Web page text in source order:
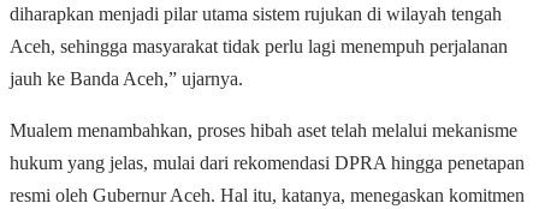
diharapkan menjadi pilar utama sistem rujukan di wilayah tengah
Aceh, sehingga masyarakat tidak perlu lagi menempuh perjalanan
jauh ke Banda Aceh,” ujarnya.
Mualem menambahkan, proses hibah aset telah melalui mekanisme
hukum yang jelas, mulai dari rekomendasi DPRA hingga penetapan
resmi oleh Gubernur Aceh. Hal itu, katanya, menegaskan komitmen